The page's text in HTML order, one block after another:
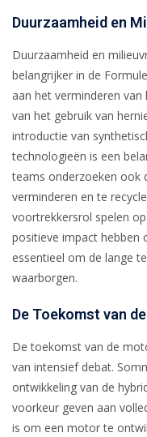
Duurzaamheid en
Duurzaamheid en
belangrijker in de
aan het verminderen
van het gebruik van
introductie van
technologieën is een
teams onderzoeken ook
verminderen en te
voortrekkersrol spelen
positieve impact hebben
essentieel om de lange
waarborgen.
De Toekomst van
De toekomst van de
van intensief debat.
ontwikkeling van de
voorkeur geven aan
is om een motor te